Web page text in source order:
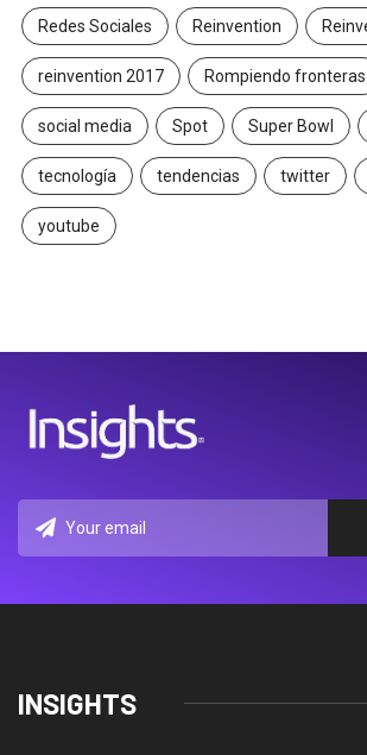
Redes Sociales Reinvention
reinvention 2017 Rompiendo fronteras
social media Spot Super Bowl
tecnología tendencias twitter
youtube
INSIGHTS